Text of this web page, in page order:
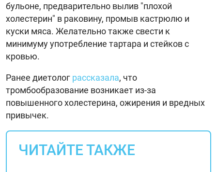
бульоне, предварительно вылив "плохой
холестерин" в раковину, промыв кастрюлю и
куски мяса. Желательно также свести к
минимуму употребление тартара и стейков с
кровью.
Ранее диетолог рассказала, что
тромбообразование возникает из-за
повышенного холестерина, ожирения и вредных
привычек.
ЧИТАЙТЕ ТАКЖЕ